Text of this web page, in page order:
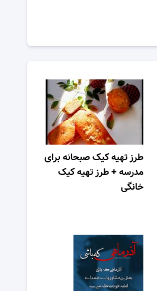
طرز تهیه کیک صبحانه برای
مدرسه + طرز تهیه کیک
خانگی